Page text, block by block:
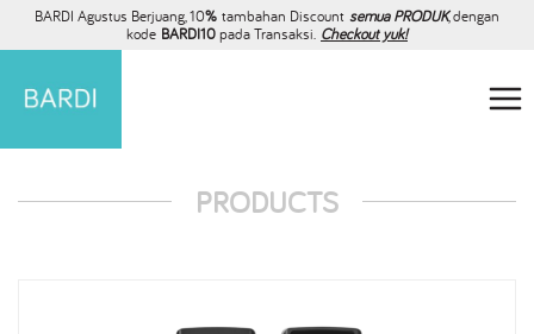
BARDI Agustus Berjuang, 10% tambahan Discount semua PRODUK, dengan
kode BARDI10pada Transaksi. Checkout yuk!
PRODUCTS